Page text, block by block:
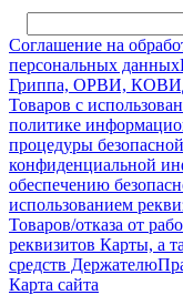
Соглашение на
персональных данных
Гриппа, ОРВИ,
Товаров с
политике
процедуры
конфиденциальной
обеспечению
использованием
Товаров/отказа от
реквизитов Карты, а
средств Держателю
Карта сайта